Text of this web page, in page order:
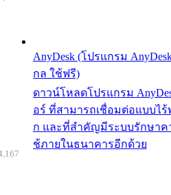
AnyDesk (โปรแกรม
กล ใช้ฟรี)
ดาวน์โหลดโปรแกรม
อร์ ที่สามารถเชื่อมต่อแบบไ
ก และที่สำคัญมีระบบรักษาค
ช้ภายในธนาคารอีกด้วย